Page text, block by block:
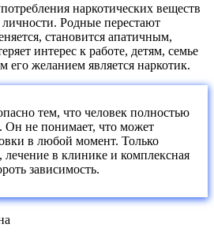
наркотических веществ
личности. Родные перестают
становится апатичным,
интерес к работе, детям, семье
его желанием является наркотик.
тем, что человек полностью
Он не понимает, что может
в любой момент. Только
в клинике и комплексная
зависимость.